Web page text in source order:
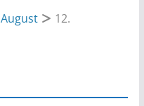
August 12.